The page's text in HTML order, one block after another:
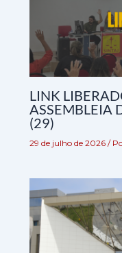
LINK
ASSEMBLEIA
(29)
29 de julho de 2026 /